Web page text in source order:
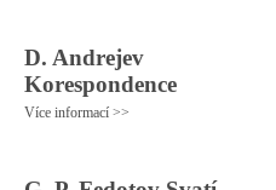
D. Andrejev
Korespondence
Více informací >>